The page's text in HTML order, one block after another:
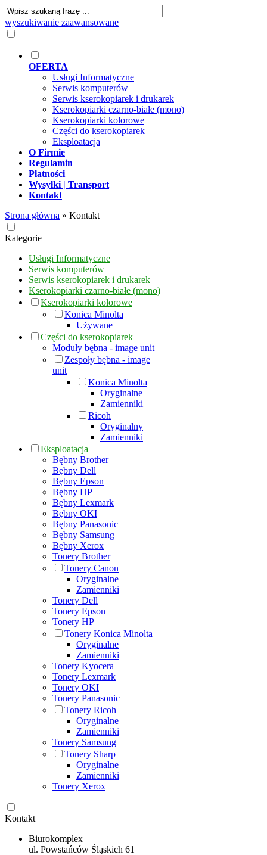
wyszukiwanie zaawansowane
OFERTA
Usługi Informatyczne
Serwis komputerów
Serwis kserokopiarek i drukarek
Kserokopiarki czarno-białe (mono)
Kserokopiarki kolorowe
Części do kserokopiarek
Eksploatacja
O Firmie
Regulamin
Płatności
Wysyłki | Transport
Kontakt
Strona główna » Kontakt
Kategorie
Usługi Informatyczne
Serwis komputerów
Serwis kserokopiarek i drukarek
Kserokopiarki czarno-białe (mono)
Kserokopiarki kolorowe
Konica Minolta
Używane
Części do kserokopiarek
Moduły bębna - image unit
Zespoły bębna - image
unit
Konica Minolta
Oryginalne
Zamienniki
Ricoh
Oryginalny
Zamienniki
Eksploatacja
Bębny Brother
Bębny Dell
Bębny Epson
Bębny HP
Bębny Lexmark
Bębny OKI
Bębny Panasonic
Bębny Samsung
Bębny Xerox
Tonery Brother
Tonery Canon
Oryginalne
Zamienniki
Tonery Dell
Tonery Epson
Tonery HP
Tonery Konica Minolta
Oryginalne
Zamienniki
Tonery Kyocera
Tonery Lexmark
Tonery OKI
Tonery Panasonic
Tonery Ricoh
Oryginalne
Zamienniki
Tonery Samsung
Tonery Sharp
Oryginalne
Zamienniki
Tonery Xerox
Kontakt
Biurokomplex
ul. Powstańców Śląskich 61